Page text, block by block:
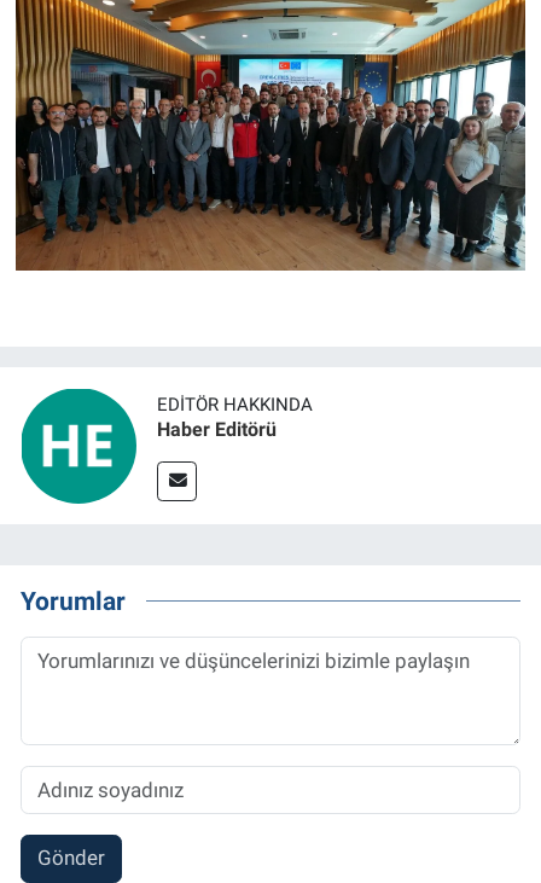
EDITÖR HAKKINDA
Haber Editörü
Yorumlar
Gönder